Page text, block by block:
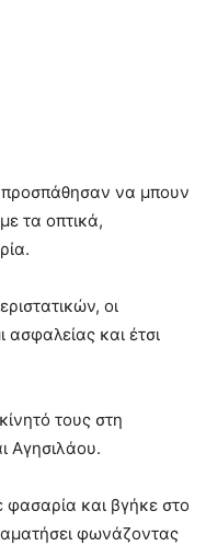
προσπάθησαν να μπουν
τα οπτικά,
οι
ασφαλείας και έτσι
τους στη
Αγησιλάου.
φασαρία και βγήκε στο
φωνάζοντας